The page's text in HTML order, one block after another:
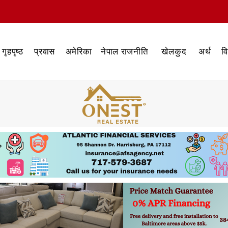
गृहपृष्ठ प्रवास अमेरिका नेपाल राजनीति खेलकुद अर्थ